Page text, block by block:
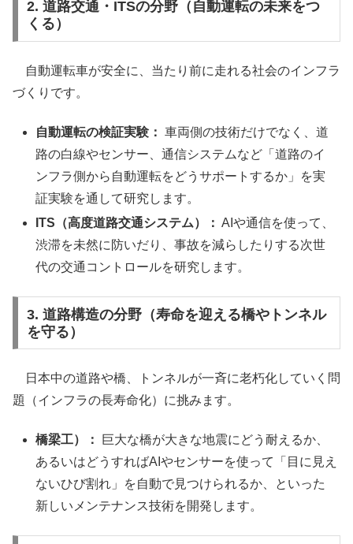
2. 道路交通・ITSの分野（自動運転の未来をつ
くる）
自動運転車が安全に、当たり前に走れる社会のインフラ
づくりです。
自動運転の検証実験： 車両側の技術だけでなく、道
路の白線やセンサー、通信システムなど「道路のイ
ンフラ側から自動運転をどうサポートするか」を実
証実験を通して研究します。
ITS（高度道路交通システム）： AIや通信を使って、
渋滞を未然に防いだり、事故を減らしたりする次世
代の交通コントロールを研究します。
3. 道路構造の分野（寿命を迎える橋やトンネル
を守る）
日本中の道路や橋、トンネルが一斉に老朽化していく問
題（インフラの長寿命化）に挑みます。
橋梁工）：
巨大な橋が大きな地震にどう耐えるか、
あるいはどうすればAIやセンサーを使って「目に見え
ないひび割れ」を自動で見つけられるか、といった
新しいメンテナンス技術を開発します。